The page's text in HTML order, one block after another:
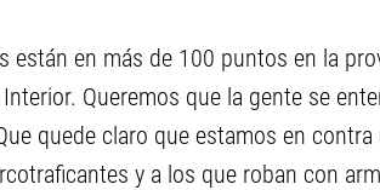
están en más de 100 puntos en la
Queremos que la gente se
quede claro que estamos en
y a los que roban con